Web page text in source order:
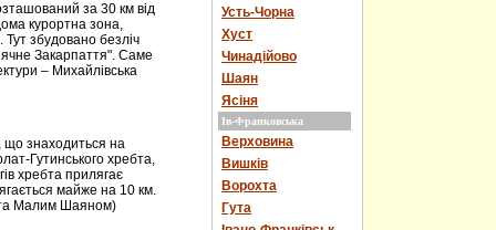
за 30 км від
курортна зона,
збудовано безліч
Закарпаття". Саме
– Михайлівська
знаходиться на
Гутинського хребта,
хребта прилягає
майже на 10 км.
та Малим Шаяном)
Усть-Чорна
Хуст
Чинадійово
Шаян
Ясіня
Ів-Франковська
Верховина
Вишків
Ворохта
Гута